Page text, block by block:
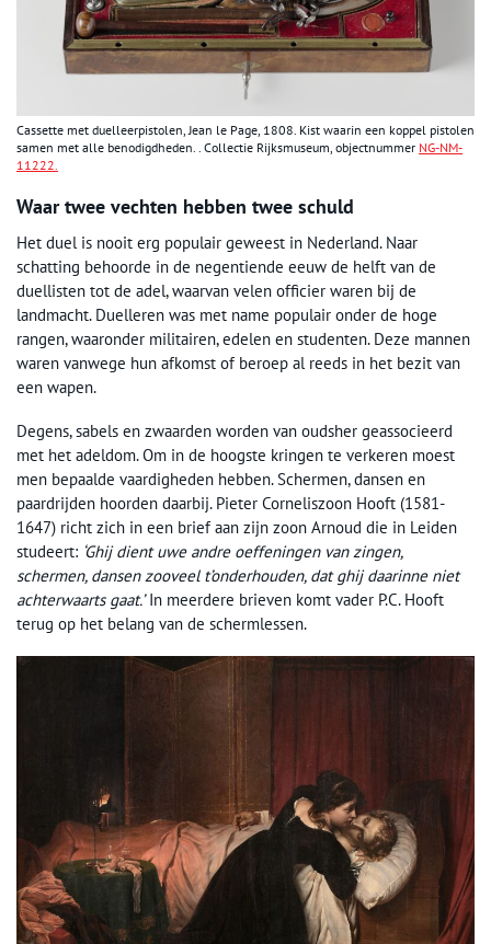
Cassette met duelleerpistolen, Jean le Page, 1808. Kist waarin een koppel pistolen
samen met alle benodigdheden. . Collectie Rijksmuseum, objectnummer NG-NM-
11222.
Waar twee vechten hebben twee schuld
Het duel is nooit erg populair geweest in Nederland. Naar
schatting behoorde in de negentiende eeuw de helft van de
duellisten tot de adel, waarvan velen officier waren bij de
landmacht. Duelleren was met name populair onder de hoge
rangen, waaronder militairen, edelen en studenten. Deze mannen
waren vanwege hun afkomst of beroep al reeds in het bezit van
een wapen.
Degens, sabels en zwaarden worden van oudsher geassocieerd
met het adeldom. Om in de hoogste kringen te verkeren moest
men bepaalde vaardigheden hebben. Schermen, dansen en
paardrijden hoorden daarbij. Pieter Corneliszoon Hooft (1581-
1647) richt zich in een brief aan zijn zoon Arnoud die in Leiden
studeert: ‘Ghij dient uwe andre oeffeningen van zingen,
schermen, dansen zooveel t’onderhouden, dat ghij daarinne niet
achterwaarts gaat.’In meerdere brieven komt vader P.C. Hooft
terug op het belang van de schermlessen.